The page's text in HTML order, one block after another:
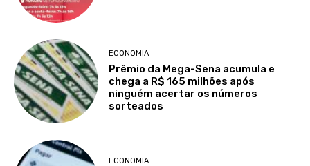
ECONOMIA
Prêmio da Mega-Sena acumula e
chega a R$ 165 milhões após
ninguém acertar os números
sorteados
ECONOMIA